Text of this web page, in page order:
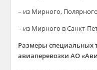
– из Мирного,
– из Мирного в Санкт-
Размеры специальных
авиаперевозки АО